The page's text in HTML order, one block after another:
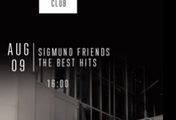
НЕДІЛЯ, 09 СЕРПНЯ